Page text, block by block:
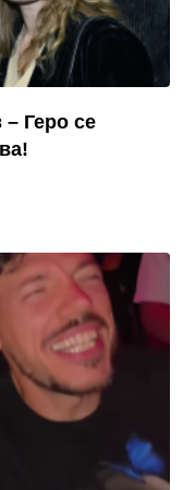
Геро се